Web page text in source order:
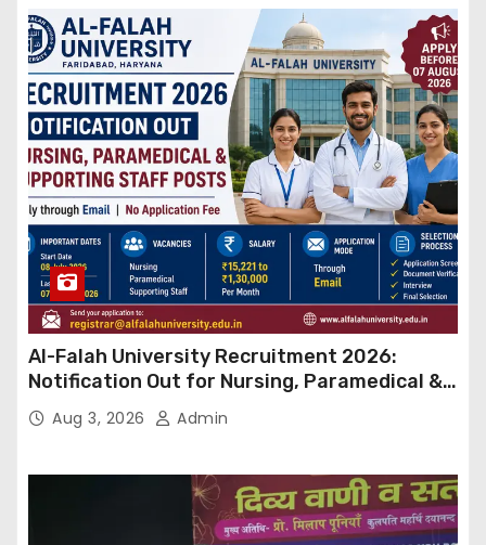
Al-Falah University Recruitment 2026:
Notification Out for Nursing, Paramedical &
Supporting Staff Posts, Apply Through Email
Aug 3, 2026 Admin